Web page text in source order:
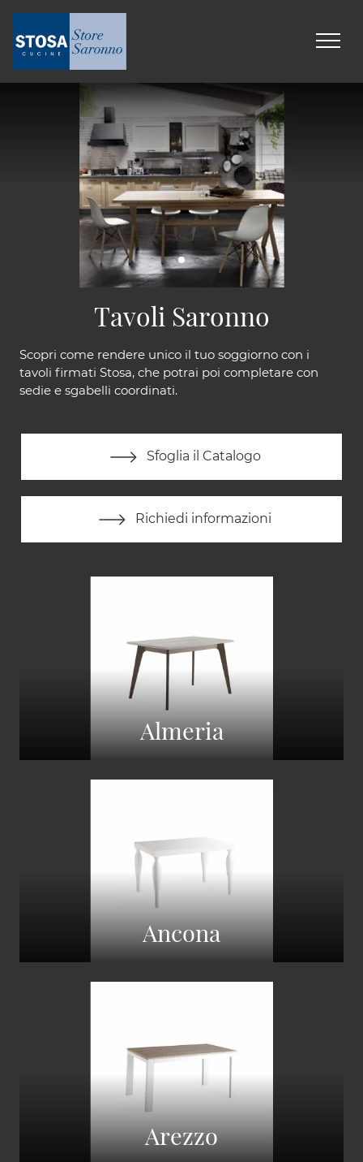
Almeria
Ancona
Arezzo
Tavoli Saronno
Scopri come rendere unico il tuo soggiorno con i
tavoli firmati Stosa, che potrai poi completare con
sedie e sgabelli coordinati.
Sfoglia il Catalogo
Richiedi informazioni